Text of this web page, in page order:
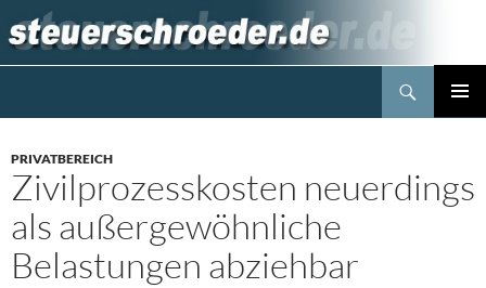
Inhalt
springen
PRIVATBEREICH
Zivilprozesskosten neuerdings
als außergewöhnliche
Belastungen abziehbar